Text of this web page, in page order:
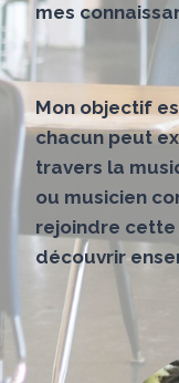
mes
Mon objectif
chacun peut
travers la
ou musicien
rejoindre
découvrir